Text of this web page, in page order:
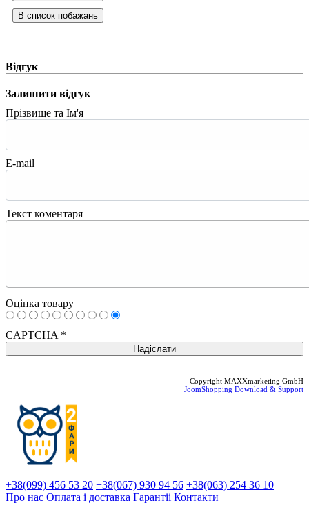
Відгук
Залишити відгук
Прізвище та Ім'я
E-mail
Текст коментаря
Оцінка товару
CAPTCHA *
Copyright MAXXmarketing GmbH
JoomShopping Download & Support
+38(099) 456 53 20 +38(067) 930 94 56 +38(063) 254 36 10
Про нас Оплата і доставка Гарантіi Контакти